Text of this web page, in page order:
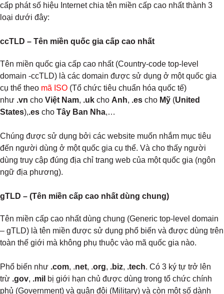
cấp phát số hiệu Internet chia tên miền cấp cao nhất thành 3
loại dưới đây:
ccTLD – Tên miền quốc gia cấp cao nhất
Tên miền quốc gia cấp cao nhất (Country-code top-level
domain -ccTLD) là các domain được sử dụng ở một quốc gia
cụ thể theo mã ISO (Tổ chức tiêu chuẩn hóa quốc tế)
như .vn cho Việt Nam, .uk cho Anh, .es cho Mỹ (United
States),.es cho Tây Ban Nha,…
Chúng được sử dụng bởi các website muốn nhắm mục tiêu
đến người dùng ở một quốc gia cụ thể. Và cho thấy người
dùng truy cập đúng địa chỉ trang web của một quốc gia (ngôn
ngữ địa phương).
gTLD – (Tên miền cấp cao nhất dùng chung)
Tên miền cấp cao nhất dùng chung (Generic top-level domain
– gTLD) là tên miền được sử dụng phổ biến và được dùng trên
toàn thế giới mà không phụ thuộc vào mã quốc gia nào.
Phổ biến như .com, .net, .org, .biz, .tech. Có 3 ký tự trở lên
trừ .gov, .mil bị giới hạn chủ được dùng trong tổ chức chính
phủ (Government) và quân đội (Military) và còn một số dành